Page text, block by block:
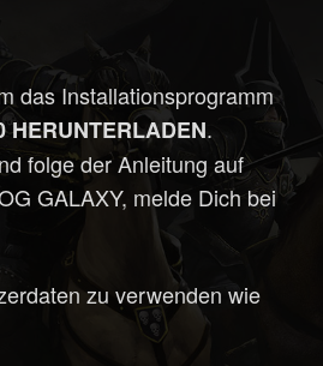
das Installationsprogramm
HERUNTERLADEN.
folge der Anleitung auf
GALAXY, melde Dich bei
zu verwenden wie